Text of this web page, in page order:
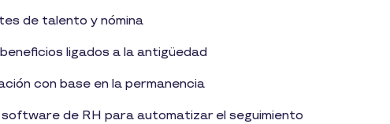
de talento y nómina
ligados a la antigüedad
con base en la permanencia
de RH para automatizar el seguimiento